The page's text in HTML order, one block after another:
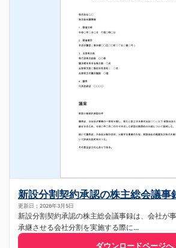
新設分割契約承認の株主総会議事
更新日：2026年3月5日
新設分割契約承認の株主総会議事録は、会社が
承継させる会社分割を実施する際に...
ダウンロードページへ